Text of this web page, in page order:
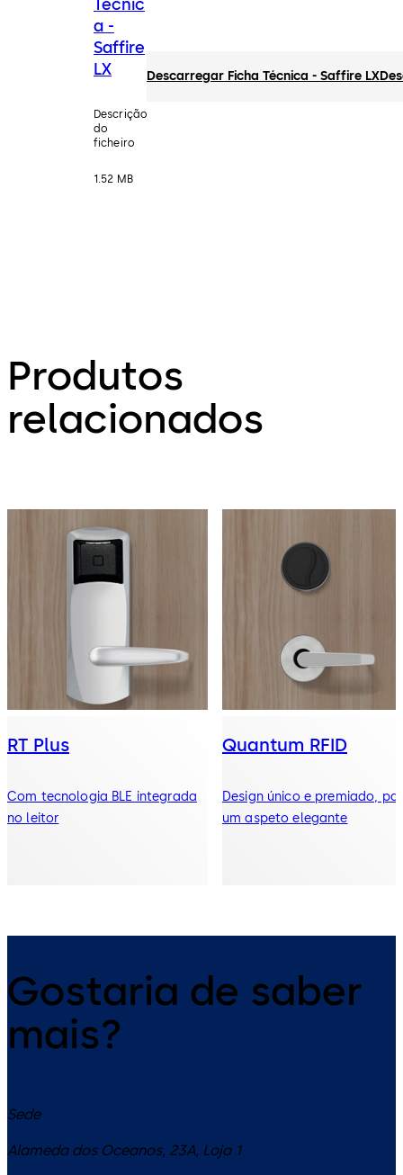
Técnic
a -
Saffire
LX
Descrição
do
ficheiro
1.52 MB
Descarregar Ficha Técnica - Saffire LX
Produtos
relacionados
RT Plus
Com tecnologia BLE integrada
no leitor
Quantum RFID
Design único e premiado,
um aspeto elegante
Gostaria de saber
mais?
Sede
Alameda dos Oceanos, 23A, Loja 1